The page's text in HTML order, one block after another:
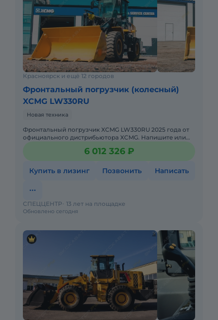
Красноярск и ещё 12 городов
Фронтальный погрузчик (колесный)
XCMG LW330RU
Новая техника
Фронтальный погрузчик XCMG LW330RU 2025 годa от
официального дистрибьютора XCMG. Haпишитe или
пpоконсультируют Вас нa6 012 326 ₽
Купить в лизинг Позвонить Написать
Обновлено сегодня
СПЕЦЦЕНТР 13 лет на площадке